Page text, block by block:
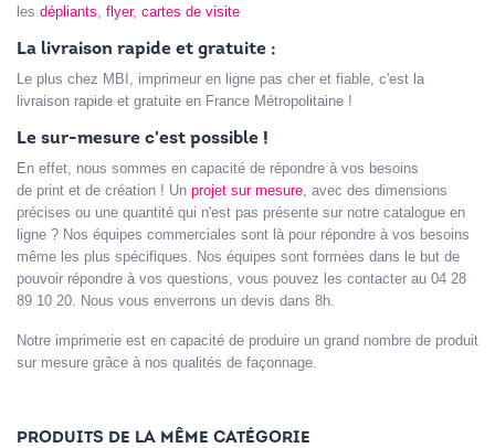
les dépliants flyer, cartes de visite
La livraison rapide et gratuite :
Le plus chez MBI, imprimeur en ligne pas cher et fiable, c'est la
livraison rapide et gratuite en France Métropolitaine !
Le sur-mesure c'est possible !
En effet, nous sommes en capacité de répondre à vos besoins
de print et de création ! Un projet sur mesure , avec des dimensions
précises ou une quantité qui n'est pas présente sur notre catalogue en
ligne ? Nos équipes commerciales sont là pour répondre à vos besoins
même les plus spécifiques. Nos équipes sont formées dans le but de
pouvoir répondre à vos questions, vous pouvez les contacter au 04 28
89 10 20. Nous vous enverrons un devis dans 8h.
Notre imprimerie est en capacité de produire un grand nombre de produit
sur mesure grâce à nos qualités de façonnage.
PRODUITS DE LA MÊME CATÉGORIE